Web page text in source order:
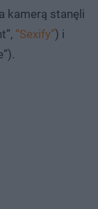
kamerą stanęli
“Sexify”) i